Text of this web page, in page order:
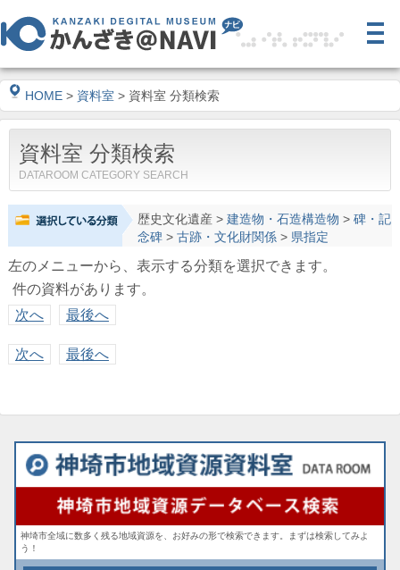
HOME > 資料室 > 資料室 分類検索
資料室 分類検索
DATAROOM CATEGORY SEARCH
歴史文化遺産> 建造物・石造構造物 > 碑・記
念碑> 古跡・文化財関係> 県指定
左のメニューから、表示する分類を選択できます。
件の資料があります。
次へ
最後へ
次へ 最後へ
神埼市全域に数多く残る地域資源を、お好みの形で検索できます。まずは検索してみよ
う！